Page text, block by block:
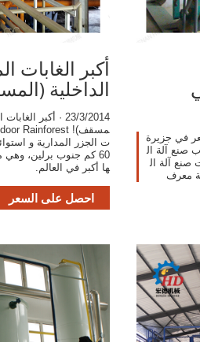
في جزيرة
صنع آلة ال
صنع آلة ال
أكبر الغابات
الداخلية
23/3/2014 · أكبر
ت الجزر المدارية و
60 كم جنوب برلين،
ها أكبر في العالم.
احصل على السعر